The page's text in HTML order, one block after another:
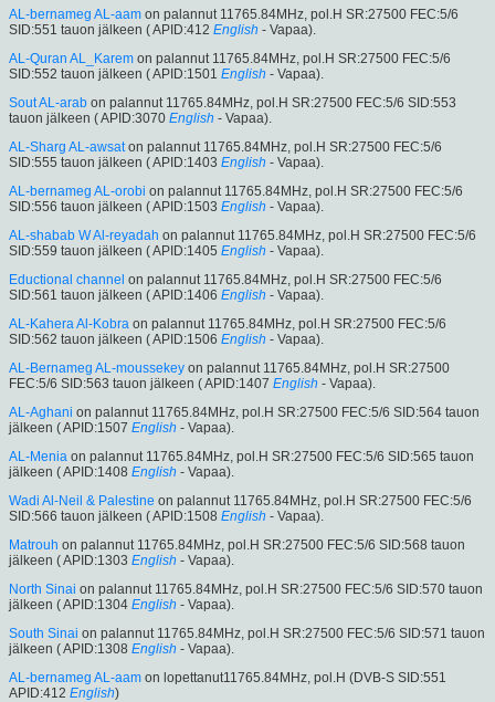
AL-bernameg AL-aam on palannut 11765.84MHz, pol.H SR:27500 FEC:5/6
SID:551 tauon jälkeen ( APID:412 English - Vapaa).
AL-Quran AL_Karem on palannut 11765.84MHz, pol.H SR:27500 FEC:5/6
SID:552 tauon jälkeen ( APID:1501 English - Vapaa).
Sout AL-arab on palannut 11765.84MHz, pol.H SR:27500 FEC:5/6 SID:553
tauon jälkeen ( APID:3070 English - Vapaa).
AL-Sharg AL-awsat on palannut 11765.84MHz, pol.H SR:27500 FEC:5/6
SID:555 tauon jälkeen ( APID:1403 English - Vapaa).
AL-bernameg AL-orobi on palannut 11765.84MHz, pol.H SR:27500 FEC:5/6
SID:556 tauon jälkeen ( APID:1503 English - Vapaa).
AL-shabab W Al-reyadah on palannut 11765.84MHz, pol.H SR:27500 FEC:5/6
SID:559 tauon jälkeen ( APID:1405 English - Vapaa).
Eductional channel on palannut 11765.84MHz, pol.H SR:27500 FEC:5/6
SID:561 tauon jälkeen ( APID:1406 English - Vapaa).
AL-Kahera Al-Kobra on palannut 11765.84MHz, pol.H SR:27500 FEC:5/6
SID:562 tauon jälkeen ( APID:1506 English - Vapaa).
AL-Bernameg AL-moussekey on palannut 11765.84MHz, pol.H SR:27500
FEC:5/6 SID:563 tauon jälkeen ( APID:1407 English - Vapaa).
AL-Aghani on palannut 11765.84MHz, pol.H SR:27500 FEC:5/6 SID:564 tauon
jälkeen ( APID:1507 English - Vapaa).
AL-Menia on palannut 11765.84MHz, pol.H SR:27500 FEC:5/6 SID:565 tauon
jälkeen ( APID:1408 English - Vapaa).
Wadi Al-Neil & Palestine on palannut 11765.84MHz, pol.H SR:27500 FEC:5/6
SID:566 tauon jälkeen ( APID:1508 English - Vapaa).
Matrouh on palannut 11765.84MHz, pol.H SR:27500 FEC:5/6 SID:568 tauon
jälkeen ( APID:1303 English - Vapaa).
North Sinai on palannut 11765.84MHz, pol.H SR:27500 FEC:5/6 SID:570 tauon
jälkeen ( APID:1304 English - Vapaa).
South Sinai on palannut 11765.84MHz, pol.H SR:27500 FEC:5/6 SID:571 tauon
jälkeen ( APID:1308 English - Vapaa).
AL-bernameg AL-aam on lopettanut11765.84MHz, pol.H (DVB-S SID:551
APID:412 English)